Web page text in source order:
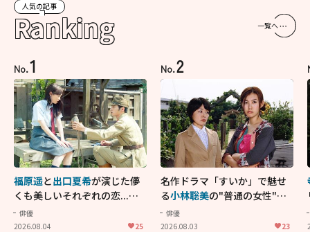
人気の記事
Ranking 一覧へ
No.1
福原遥と出口夏希が演じた儚
くも美しいそれぞれの恋...生
きることの尊さを教えてくれ
た映画「あの花が咲く丘で、
俳優
2026.08.04
25
No.2
名作ドラマ「すいか」で魅せ
る小林聡美の"普通の女性"が
大人に刺さる...映画「かもめ
食堂」にも通じる静かな芝居
俳優
2026.08.03
23